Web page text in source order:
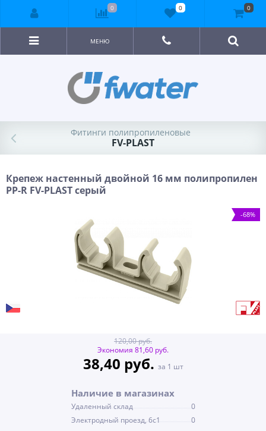
МЕНЮ
Фитинги полипропиленовые
FV-PLAST
Крепеж настенный двойной 16 мм полипропилен
PP-R FV-PLAST серый
-68%
120,00 руб.
Экономия 81,60 руб.
38,40 руб. за 1 шт
Наличие в магазинах
Удаленный склад
0
Электродный проезд, 6с1
0
0 0 0